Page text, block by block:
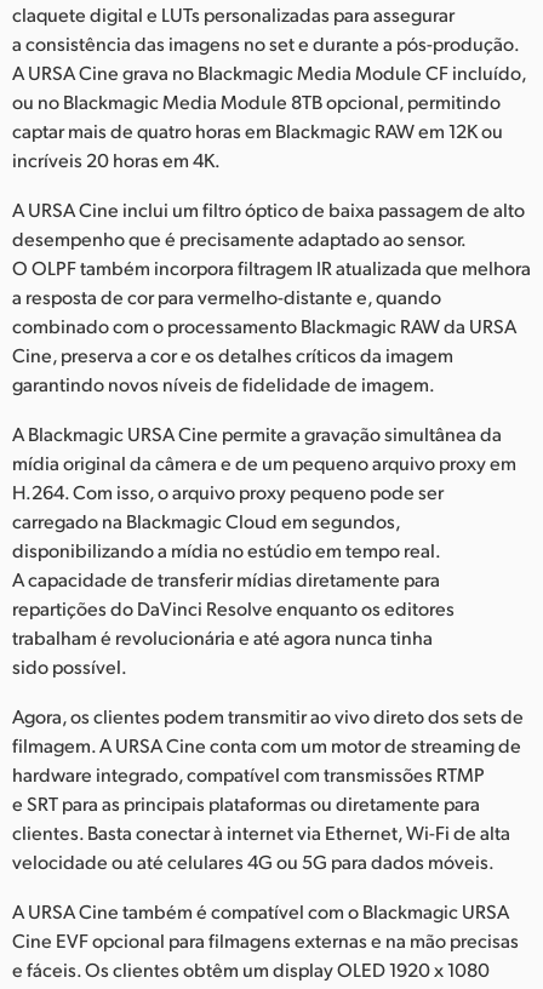
claquete digital e LUTs personalizadas para assegurar
a consistência das imagens no set e durante a pós-produção.
A URSA Cine grava no Blackmagic Media Module CF incluído,
ou no Blackmagic Media Module 8TB opcional, permitindo
captar mais de quatro horas em Blackmagic RAW em 12K ou
incríveis 20 horas em 4K.
A URSA Cine inclui um filtro óptico de baixa passagem de alto
desempenho que é precisamente adaptado ao sensor.
O OLPF também incorpora filtragem IR atualizada que melhora
a resposta de cor para vermelho-distante e, quando
combinado com o processamento Blackmagic RAW da URSA
Cine, preserva a cor e os detalhes críticos da imagem
garantindo novos níveis de fidelidade de imagem.
A Blackmagic URSA Cine permite a gravação simultânea da
mídia original da câmera e de um pequeno arquivo proxy em
H.264. Com isso, o arquivo proxy pequeno pode ser
carregado na Blackmagic Cloud em segundos,
disponibilizando a mídia no estúdio em tempo real.
A capacidade de transferir mídias diretamente para
repartições do DaVinci Resolve enquanto os editores
trabalham é revolucionária e até agora nunca tinha
sido possível.
Agora, os clientes podem transmitir ao vivo direto dos sets de
filmagem. A URSA Cine conta com um motor de streaming de
hardware integrado, compatível com transmissões RTMP
e SRT para as principais plataformas ou diretamente para
clientes. Basta conectar à internet via Ethernet, Wi-Fi de alta
velocidade ou até celulares 4G ou 5G para dados móveis.
A URSA Cine também é compatível com o Blackmagic URSA
Cine EVF opcional para filmagens externas e na mão precisas
e fáceis. Os clientes obtêm um display OLED 1920 x 1080